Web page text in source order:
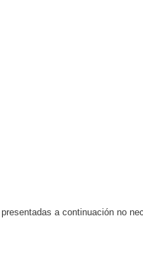
a continuación no